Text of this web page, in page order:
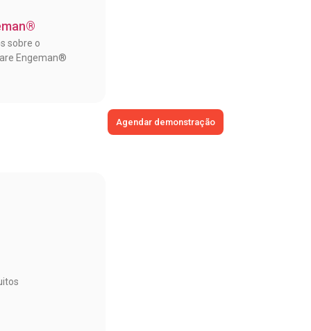
sobre o
Engeman®
Agendar demonstração